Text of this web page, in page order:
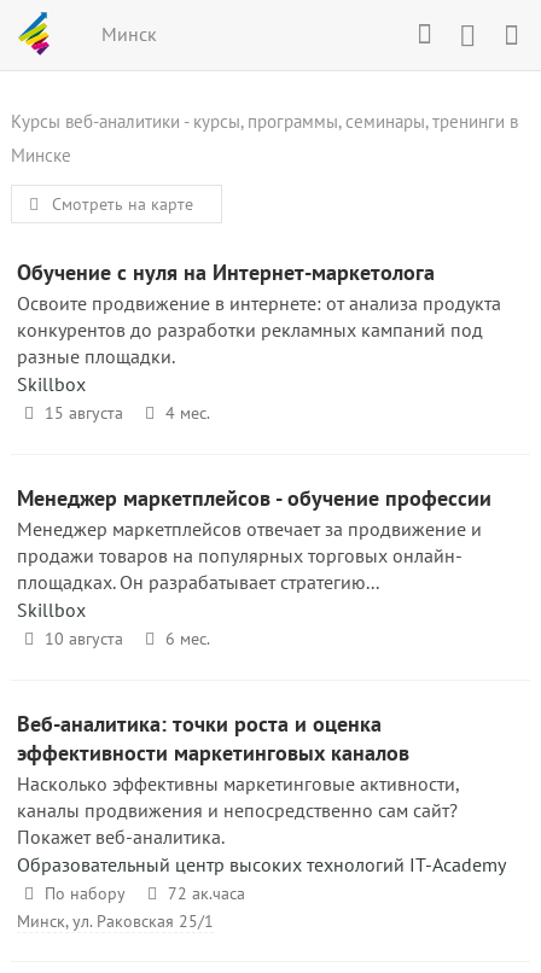
Минск
Курсы веб-аналитики - курсы, программы, семинары, тренинги в
Минске
Смотреть на карте
Обучение с нуля на Интернет-маркетолога
Освоите продвижение в интернете: от анализа продукта
конкурентов до разработки рекламных кампаний под
разные площадки.
Skillbox
15 августа 4 мес.
Менеджер маркетплейсов - обучение профессии
Менеджер маркетплейсов отвечает за продвижение и
продажи товаров на популярных торговых онлайн-
площадках. Он разрабатывает стратегию...
Skillbox
10 августа 6 мес.
Веб-аналитика: точки роста и оценка
эффективности маркетинговых каналов
Насколько эффективны маркетинговые активности,
каналы продвижения и непосредственно сам сайт?
Покажет веб-аналитика.
Образовательный центр высоких технологий IT-Academy
По набору
72 ак.часа
Минск, ул. Раковская 25/1